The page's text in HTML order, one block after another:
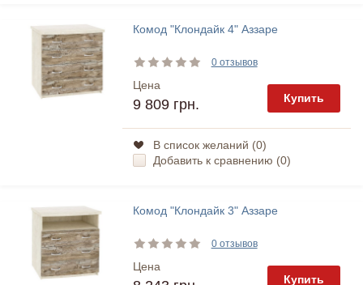
Комод "Клондайк 4" Аззаре
0 отзывов
Цена
9 809 грн. Купить
В список желаний (0)
Добавить к сравнению (0)
Комод "Клондайк 3" Аззаре
0 отзывов
Цена
Купить